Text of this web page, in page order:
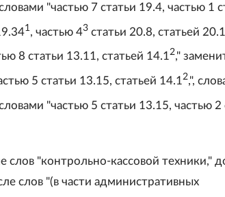
"частью 7 статьи 19.4, частью 1
1 , частью 43 статьи 20.8, статьей
8 статьи 13.11, статьей 14.12,"
5 статьи 13.15, статьей 14.12,",
"частью 5 статьи 13.15, частью 2
слов "контрольно-кассовой техники,"
слов "(в части административных